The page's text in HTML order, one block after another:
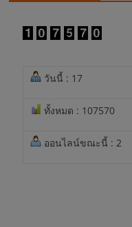
วันนี้ : 17
ทั้งหมด : 107570
ออนไลน์ขณะนี้ : 2